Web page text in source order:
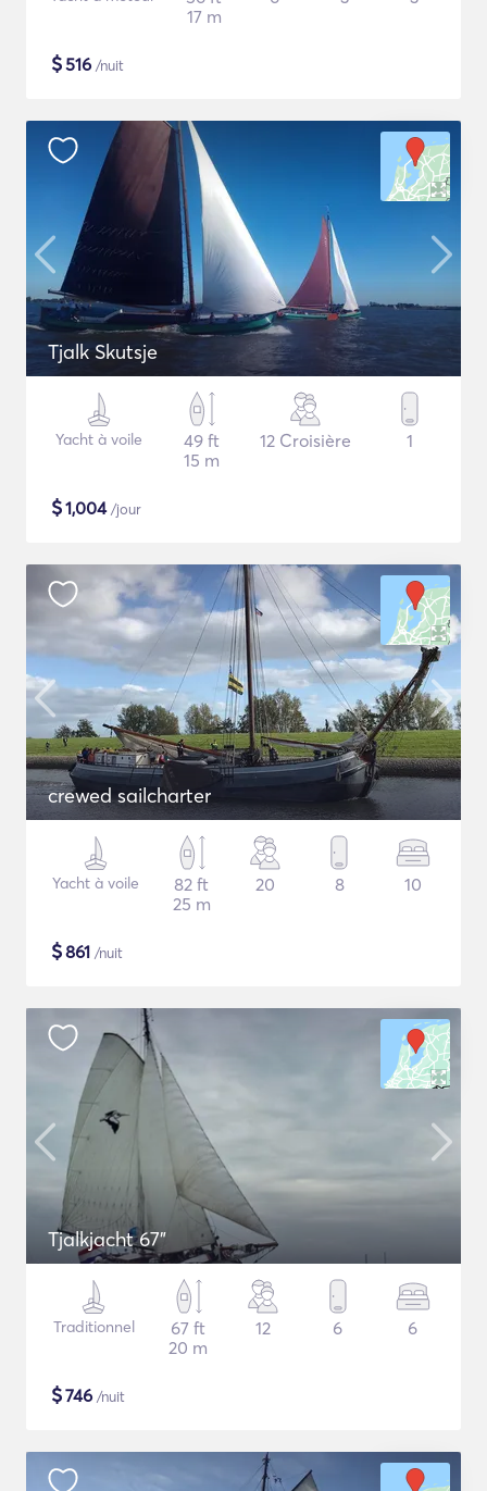
17 m
$516 /nuit
Tjalk Skutsje
Yacht à voile
49 ft
15 m
12 Croisière 1
$1,004/jour
crewed sailcharter
Yacht à voile
82 ft
25 m
20 8 10
$861 /nuit
Tjalkjacht 67"
Traditionnel
67 ft
20 m
12 6 6
$746 /nuit